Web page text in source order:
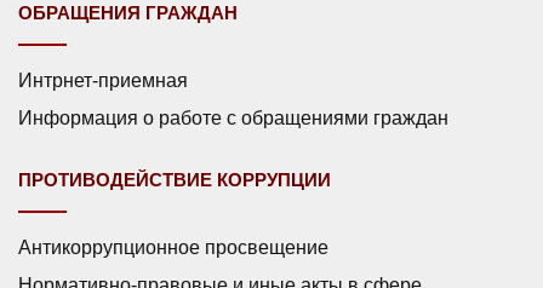
ОБРАЩЕНИЯ ГРАЖДАН
Интрнет-приемная
Информация о работе с обращениями граждан
ПРОТИВОДЕЙСТВИЕ КОРРУПЦИИ
Антикоррупционное просвещение